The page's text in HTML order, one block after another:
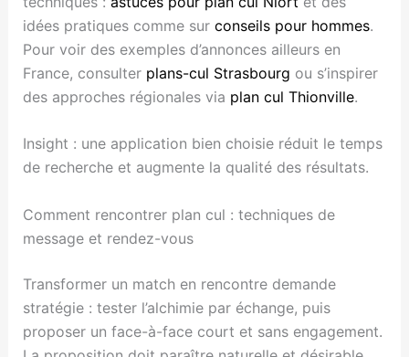
idées pratiques comme sur conseils pour hommes.
Pour voir des exemples d’annonces ailleurs en
France, consulter plans-cul Strasbourg ou s’inspirer
des approches régionales via plan cul Thionville.
Insight : une application bien choisie réduit le temps
de recherche et augmente la qualité des résultats.
Comment rencontrer plan cul : techniques de
message et rendez-vous
Transformer un match en rencontre demande
stratégie : tester l’alchimie par échange, puis
proposer un face-à-face court et sans engagement.